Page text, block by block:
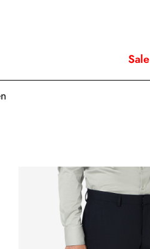
Sale